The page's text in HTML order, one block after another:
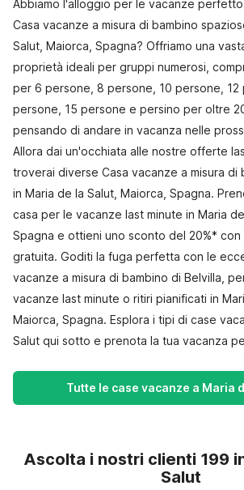
Abbiamo l'alloggio per le vacanze
Casa vacanze a misura di bambino
Salut, Maiorca, Spagna? Offriamo una
proprietà ideali per gruppi numerosi,
per 6 persone, 8 persone, 10 persone, 12
persone, 15 persone e persino per oltre
pensando di andare in vacanza nelle
Allora dai un'occhiata alle nostre offerte
troverai diverse Casa vacanze a misura di
in Maria de la Salut, Maiorca, Spagna.
casa per le vacanze last minute in Maria
Spagna e ottieni uno sconto del 20%* con
gratuita. Goditi la fuga perfetta con le
vacanze a misura di bambino di Belvilla,
vacanze last minute o ritiri pianificati in
Maiorca, Spagna. Esplora i tipi di case
Salut qui sotto e prenota la tua vacanza
Tutte le case vacanze a Maria
Ascolta i nostri clienti 199
Salut